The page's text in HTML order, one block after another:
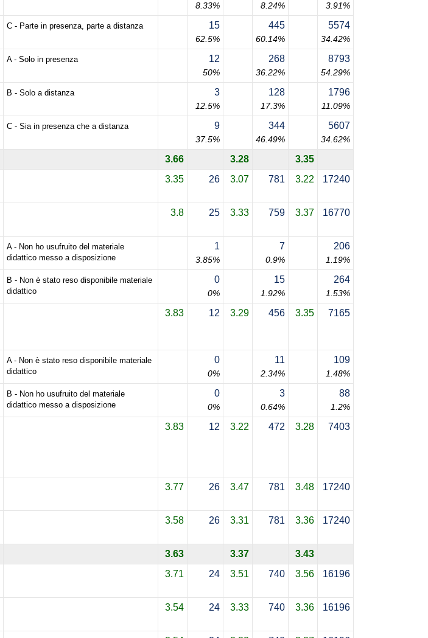
8.33% 8.24% 3.91%
C - Parte in presenza, parte a distanza 15
62.5%
445
60.14%
5574
34.42%
A - Solo in presenza 12
50%
268
36.22%
8793
54.29%
B - Solo a distanza 3
12.5%
128
17.3%
1796
11.09%
C - Sia in presenza che a distanza 9
37.5%
344
46.49%
5607
34.62%
3.66 3.28
3.35
3.35 26 3.07 781 3.22 17240
3.8 25 3.33 759 3.37 16770
A - Non ho usufruito del materiale
didattico messo a disposizione
1
3.85%
7
0.9%
206
1.19%
B - Non è stato reso disponibile materiale
didattico
0
0%
15
1.92%
264
1.53%
3.83 12 3.29 456 3.35 7165
A - Non è stato reso disponibile materiale
didattico
0
0%
11
2.34%
109
1.48%
B - Non ho usufruito del materiale
didattico messo a disposizione
0
0%
3
0.64%
88
1.2%
3.83 12 3.22 472 3.28 7403
3.77 26 3.47 781 3.48 17240
3.58 26 3.31 781 3.36 17240
3.63 3.37
3.43
3.71 24 3.51 740 3.56 16196
3.54 24 3.33 740 3.36 16196